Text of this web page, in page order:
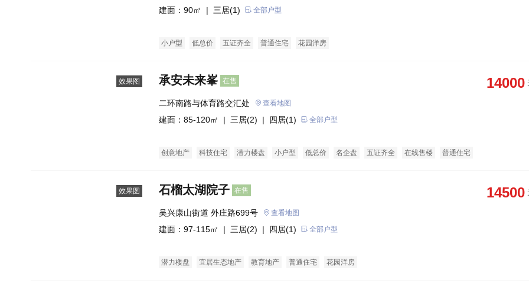
建面：90㎡ | 三居(1) 全部户型
小户型 低总价 五证齐全 普通住宅 花园洋房
效果图 承安未来峯 在售 14000
二环南路与体育路交汇处 查看地图
建面：85-120㎡ | 三居(2) | 四居(1) 全部户型
创意地产 科技住宅 潜力楼盘 小户型 低总价 名企盘 五证齐全 在线售楼 普通住宅
效果图 石榴太湖院子 在售 14500
吴兴康山街道 外庄路699号 查看地图
建面：97-115㎡ | 三居(2) | 四居(1) 全部户型
潜力楼盘 宜居生态地产 教育地产 普通住宅 花园洋房